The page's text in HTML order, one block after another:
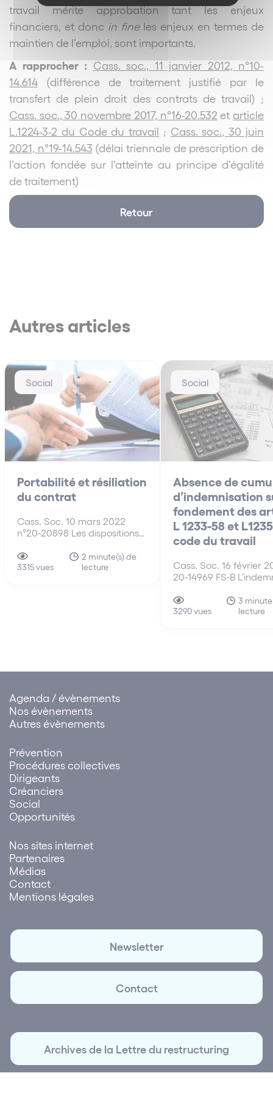
travail mérite approbation tant les enjeux
financiers, et donc in fineles enjeux en termes de
maintien de l’emploi, sont importants.
A rapprocher :Cass. soc., 11 janvier 2012, n°10-
14.614 (différence de traitement justifié par le
transfert de plein droit des contrats de travail) ;
Cass. soc., 30 novembre 2017, n°16-20.532 etarticle
L.1224-3-2 du Code du travail ; Cass. soc., 30 juin
2021, n°19-14.543 (délai triennale de prescription de
l’action fondée sur l’atteinte au principe d’égalité
de traitement)
Retour
Autres articles
Social
Portabilité et résiliation
du contrat
Cass. Soc. 10 mars 2022
n°20-20898 Les dispositions
du code de la sécurité
sociale, dispositions d’ordre
3315 vues
2 minute(s) de
lecture
Social
Absence de
d’indemnisation
fondement des
L 1233-58 et
code du travail
Cass. Soc. 16 février
20-14969 FS-B
qui répare le préjudice
résultant pour les
3290 vues
3
lecture
Agenda / évènements
Nos évènements
Autres évènements
Prévention
Procédures collectives
Dirigeants
Créanciers
Social
Opportunités
Nos sites internet
Partenaires
Médias
Contact
Mentions légales
Newsletter
Contact
Archives de la Lettre du restructuring